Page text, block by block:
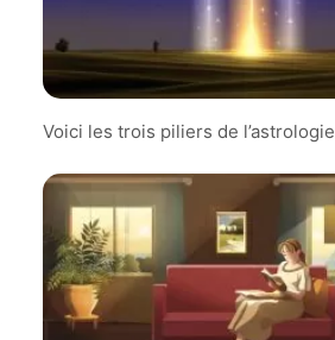
Voici les trois piliers de l’astrologie